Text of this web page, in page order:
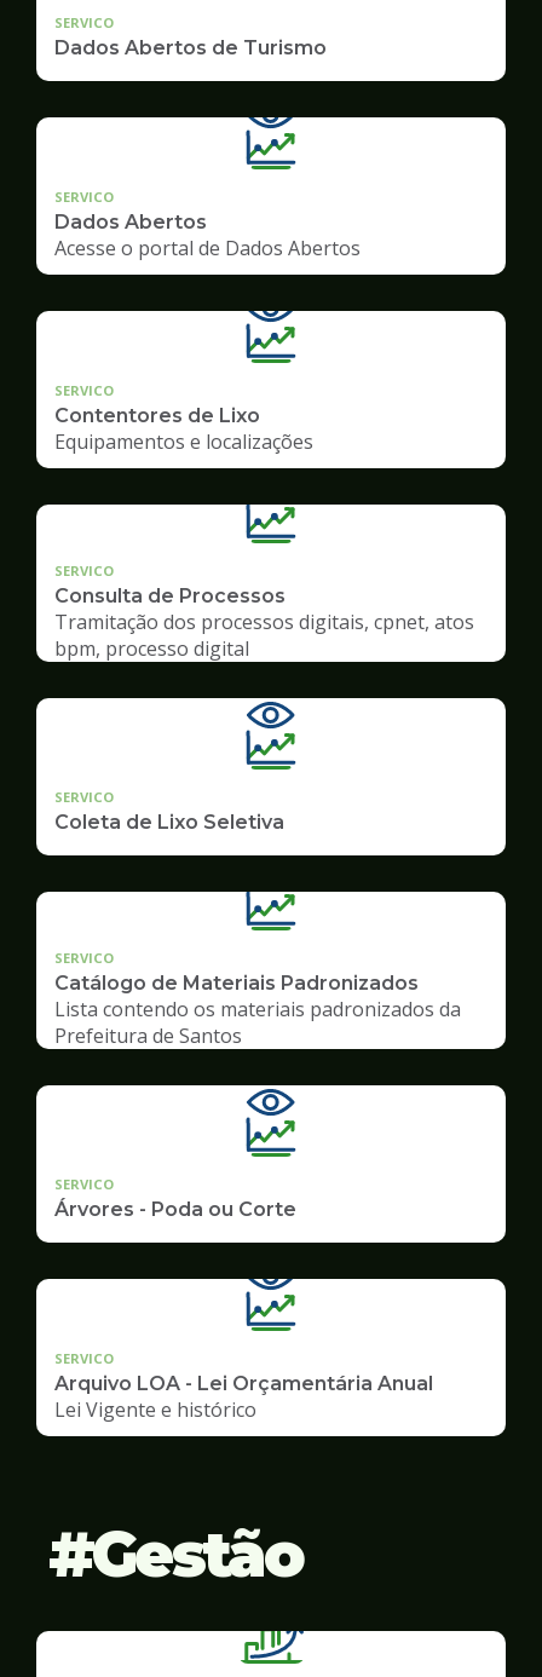
SERVICO
Dados Abertos de Turismo
SERVICO
Dados Abertos
Acesse o portal de Dados Abertos
SERVICO
Contentores de Lixo
Equipamentos e localizações
SERVICO
Consulta de Processos
Tramitação dos processos digitais, cpnet, atos
bpm, processo digital
SERVICO
Coleta de Lixo Seletiva
SERVICO
Catálogo de Materiais Padronizados
Lista contendo os materiais padronizados da
Prefeitura de Santos
SERVICO
Árvores - Poda ou Corte
SERVICO
Arquivo LOA - Lei Orçamentária Anual
Lei Vigente e histórico
Gestão